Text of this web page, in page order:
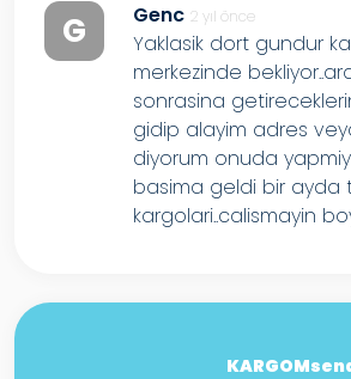
G Genc 2 yıl önce
Yaklasik dort gundur
merkezinde
sonrasina
gidip alayim adres
diyorum onuda
basima geldi bir ayda
kargolari..calismayin